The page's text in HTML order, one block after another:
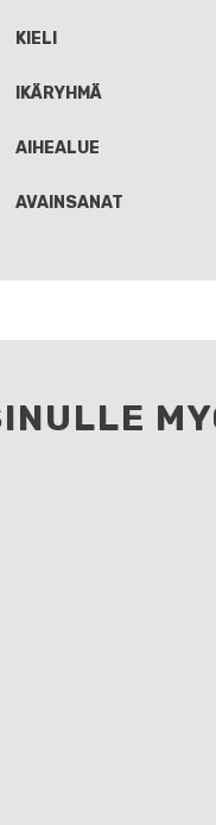
KIELI
IKÄRYHMÄ
AIHEALUE
AVAINSANAT